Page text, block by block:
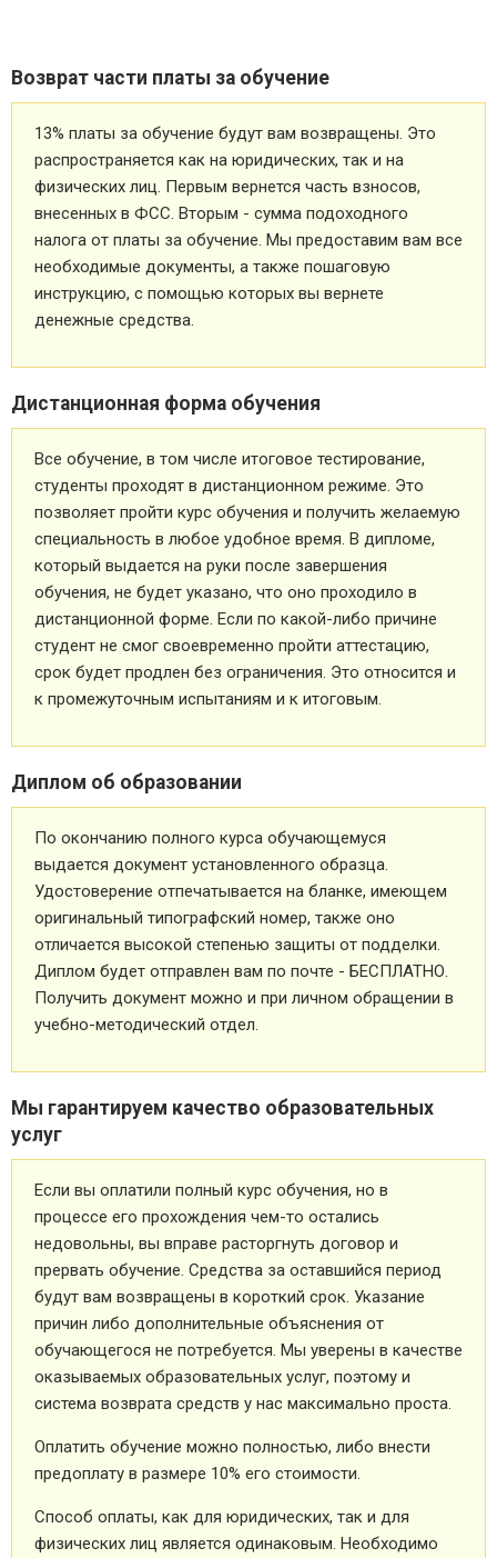
Возврат части платы за обучение
13% платы за обучение будут вам возвращены. Это
распространяется как на юридических, так и на
физических лиц. Первым вернется часть взносов,
внесенных в ФСС. Вторым - сумма подоходного
налога от платы за обучение. Мы предоставим вам все
необходимые документы, а также пошаговую
инструкцию, с помощью которых вы вернете
денежные средства.
Дистанционная форма обучения
Все обучение, в том числе итоговое тестирование,
студенты проходят в дистанционном режиме. Это
позволяет пройти курс обучения и получить желаемую
специальность в любое удобное время. В дипломе,
который выдается на руки после завершения
обучения, не будет указано, что оно проходило в
дистанционной форме. Если по какой-либо причине
студент не смог своевременно пройти аттестацию,
срок будет продлен без ограничения. Это относится и
к промежуточным испытаниям и к итоговым.
Диплом об образовании
По окончанию полного курса обучающемуся
выдается документ установленного образца.
Удостоверение отпечатывается на бланке, имеющем
оригинальный типографский номер, также оно
отличается высокой степенью защиты от подделки.
Диплом будет отправлен вам по почте - БЕСПЛАТНО.
Получить документ можно и при личном обращении в
учебно-методический отдел.
Мы гарантируем качество образовательных
услуг
Если вы оплатили полный курс обучения, но в
процессе его прохождения чем-то остались
недовольны, вы вправе расторгнуть договор и
прервать обучение. Средства за оставшийся период
будут вам возвращены в короткий срок. Указание
причин либо дополнительные объяснения от
обучающегося не потребуется. Мы уверены в качестве
оказываемых образовательных услуг, поэтому и
система возврата средств у нас максимально проста.
Оплатить обучение можно полностью, либо внести
предоплату в размере 10% его стоимости.
Способ оплаты, как для юридических, так и для
физических лиц является одинаковым. Необходимо